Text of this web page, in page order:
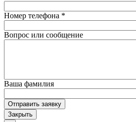
Номер телефона *
Вопрос или сообщение
Ваша фамилия
Отправить заявку
Закрыть